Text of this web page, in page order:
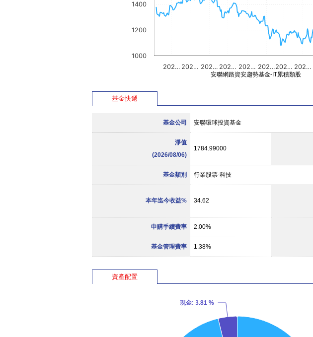
202… 202… 202… 202… 202… 202…202… 202…
1000
1200
1400
安聯網路資安趨勢基金-IT累積類股
基金快遞
基金公司 安聯環球投資基金
淨值
(2026/08/06)
1784.99000
基金類別 行業股票-科技
本年迄今收益% 34.62
申購手續費率 2.00%
基金管理費率 1.38%
資產配置
現金: 3.81 %